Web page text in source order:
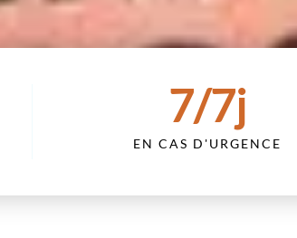
EN CAS D'URGENCE
7/7j